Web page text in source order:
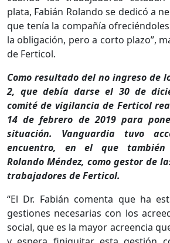
plata, Fabián Rolando se dedicó a
que tenía la compañía
la obligación, pero a corto plazo”,
de Ferticol.
Como resultado del no ingreso de
2, que debía darse el 30 de
comité de vigilancia de Ferticol
14 de febrero de 2019 para
situación. Vanguardia tuvo
encuentro, en el que también
Rolando Méndez, como gestor de
trabajadores de Ferticol.
“El Dr. Fabián comenta que ha
gestiones necesarias con los
social, que es la mayor acreencia